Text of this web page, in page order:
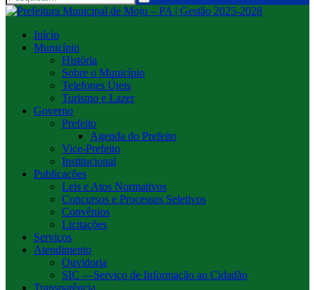
Início
Município
História
Sobre o Município
Telefones Úteis
Turismo e Lazer
Governo
Prefeito
Agenda do Prefeito
Vice-Prefeito
Institucional
Publicações
Leis e Atos Normativos
Concursos e Processos Seletivos
Convênios
Licitações
Serviços
Atendimento
Ouvidoria
SIC —Serviço de Informação ao Cidadão
Transparência